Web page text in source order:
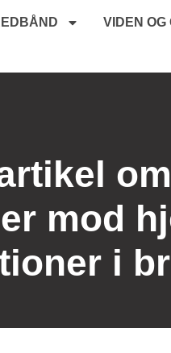
VIDEN OG
mod
i